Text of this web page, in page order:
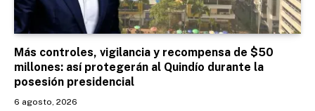
Más controles, vigilancia y recompensa de $50
millones: así protegerán al Quindío durante la
posesión presidencial
6 agosto, 2026